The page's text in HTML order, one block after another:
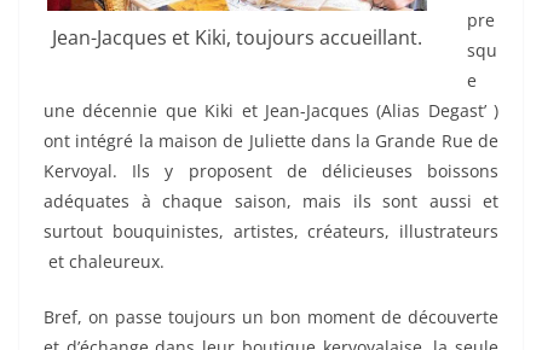
Jean-Jacques et Kiki, toujours accueillant.
pre
squ
e
une décennie que Kiki et Jean-Jacques (Alias Degast’ )
ont intégré la maison de Juliette dans la Grande Rue de
Kervoyal. Ils y proposent de délicieuses boissons
adéquates à chaque saison, mais ils sont aussi et
surtout bouquinistes, artistes, créateurs, illustrateurs
et chaleureux.
Bref, on passe toujours un bon moment de découverte